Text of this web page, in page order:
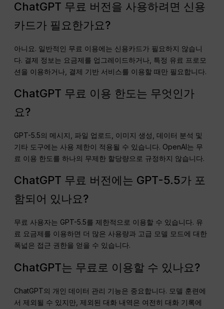
ChatGPT 무료 버전을 사용하려면 신용
카드가 필요한가요?
아니요. 일반적인 무료 이용에는 신용카드가 필요하지 않습니
다. 결제 정보는 요금제를 업그레이드하거나, 특정 유료 프로모
션을 이용하거나, 결제 기반 서비스를 이용할 때만 필요합니다.
ChatGPT 무료 이용 한도는 무엇인가
요?
GPT-5.5의 메시지, 파일 업로드, 이미지 생성, 데이터 분석 및
기타 도구에는 사용 제한이 적용될 수 있습니다. OpenAI는 무
료 이용 한도를 하나의 무제한 할당량으로 규정하지 않습니다.
ChatGPT 무료 버전에는 GPT-5.5가 포
함되어 있나요?
무료 사용자는 GPT-5.5를 제한적으로 이용할 수 있습니다. 유
료 요금제를 이용하면 더 많은 사용량과 고급 모델 모드에 대한
폭넓은 접근 권한을 얻을 수 있습니다.
ChatGPT는 무료로 이용할 수 있나요?
ChatGPT의 개인 데이터 관리 기능은 중요합니다. 모델 훈련에
서 제외될 수 있지만, 제외된 대화 내역은 여전히 대화 기록에